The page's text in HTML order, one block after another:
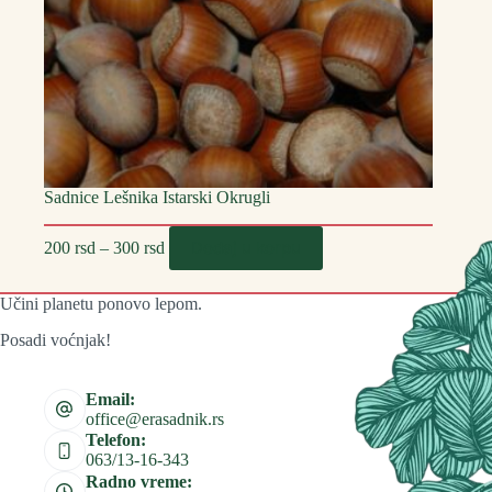
Sadnice Lešnika Istarski Okrugli
200 rsd – 300 rsd
Распон
цена:
од
200 rsd
до
Овај
има
више
изабране
страници
производа.
Učini planetu ponovo lepom.
Posadi voćnjak!
Email:
office@erasadnik.rs
Telefon:
063/13-16-343
Radno vreme: